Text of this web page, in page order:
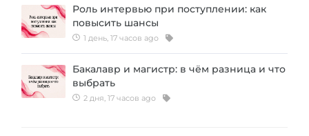
Роль интервью при поступлении: как
повысить шансы
1 день, 17 часов ago
Бакалавр и магистр: в чём разница и что
выбрать
2 дня, 17 часов ago